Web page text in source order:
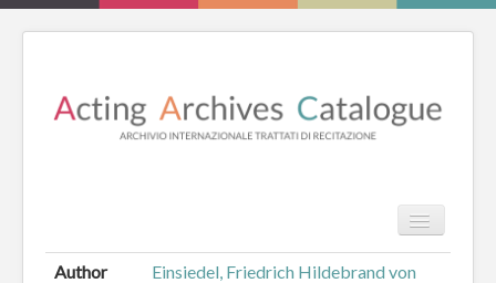
Search
Author
Einsiedel, Friedrich Hildebrand von